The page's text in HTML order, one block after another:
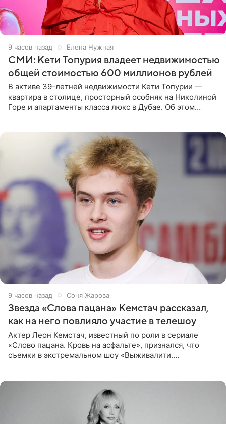
9 часов назад Елена Нужная
СМИ: Кети Топурия владеет недвижимостью
общей стоимостью 600 миллионов рублей
В активе 39-летней недвижимости Кети Топурии —
квартира в столице, просторный особняк на Николиной
Горе и апартаменты класса люкс в Дубае. Об этом
9 часов назад Соня Жарова
Звезда «Слова пацана» Кемстач рассказал,
как на него повлияло участие в телешоу
Актер Леон Кемстач, известный по роли в сериале
«Слово пацана. Кровь на асфальте», признался, что
съемки в экстремальном шоу «Выживалити.